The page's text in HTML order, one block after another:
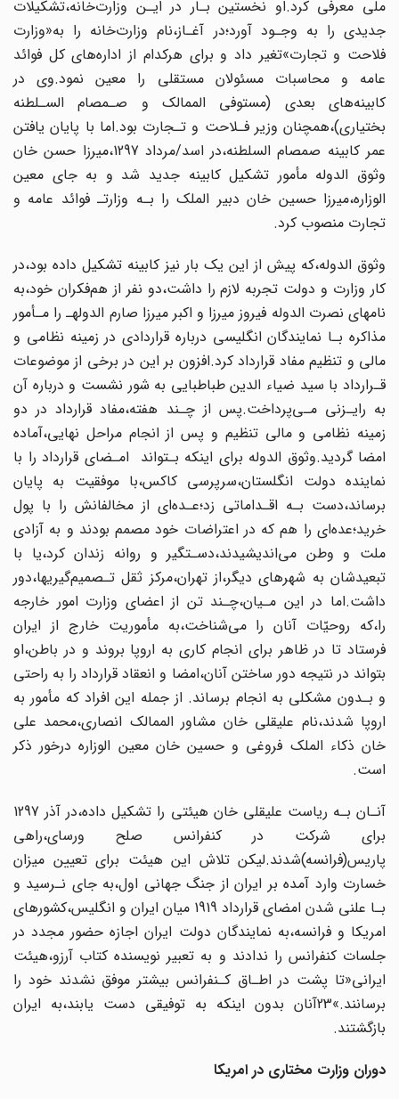
ملی معرفی کرد.او نخستین بـار در ایـن‌ وزارت‌خانه‌،تشکیلات‌
جدیدی را به‌ وجـود آورد؛در آغـاز،نام وزارت‌خانه را به‌«وزارت‌
فلاحت و تجارت»تغیر داد و برای هرکدام‌ از اداره‌های کل فوائد
عامه و محاسبات مسئولان مستقلی را معین‌ نمود‌.وی‌ در
کابینه‌های بعدی‌ (مستوفی الممالک و صـمصام السـلطنه
بختیاری)،همچنان وزیر فـلاحت و تـجارت‌ بود‌.اما‌ با پایان یافتن
عمر کابینه صمصام السلطنه،در اسد/مرداد 1297،میرزا حسن خان‌
وثوق‌ الدوله‌‌ مأمور تشکیل کابینه جدید شد و به جای معین
الوزاره،میرزا حسین خان دبیر الملک‌ را‌ بـه وزارتـ‌ فوائد عامه و
تجارت منصوب کرد.
وثوق الدوله،که پیش از این‌ یک‌ بار‌ نیز کابینه تشکیل داده بود،در
کار وزارت و دولت تجربه‌ لازم را داشت،دو‌ نفر‌ از هم‌فکران خود،به
نامهای نصرت الدوله فیروز میرزا و اکبر میرزا صارم الدولهـ‌ را‌ مـأمور‌
مذاکره بـا نمایندگان انگلیسی درباره قراردادی در زمینه نظامی و
مالی و تنظیم مفاد قرارداد کرد.افزون‌ بر‌ این در برخی از موضوعات
قـرارداد با سید ضیاء الدین طباطبایی‌ به‌ شور‌ نشست‌ و درباره آن
به رایـزنی مـی‌پرداخت.پس از چـند هفته،مفاد قرارداد در دو
زمینه‌ نظامی‌ و مالی‌ تنظیم‌ و پس از انجام مراحل نهایی،آماده
امضا گردید.وثوق الدوله برای اینکه‌‌ بـتواند‌ ‌ ‌امـضای قرارداد را با
نماینده دولت انگلستان،سرپرسی کاکس،با موفقیت به پایان‌
برساند،دست بـه‌ اقـداماتی‌ زد؛عـده‌ای از مخالفانش را با پول
خرید؛عده‌ای را هم که‌ در‌ اعتراضات خود مصمم بودند و به آزادی
ملت‌ و وطن‌ می‌اندیشیدند‌،دسـتگیر و روانه زندان‌ کرد،یا با
تبعیدشان‌ به‌ شهرهای دیگر،از تهران،مرکز ثقل تـصمیم‌گیریها،دور
داشت.اما در این مـیان‌،چـند‌ تن از اعضای وزارت امور‌ خارجه‌
را،که‌ روحیّات‌ آنان‌ را می‌شناخت،به‌ مأموریت خارج از‌ ایران‌
فرستاد تا در ظاهر برای انجام کاری به اروپا بروند و در باطن‌،او‌
بتواند در نتیجه دور ساختن آنان‌،امضا و انعقاد قرارداد را‌ به‌ راحتی
و بـدون مشکلی به انجام‌ برساند‌. از جمله این افراد که مأمور به
اروپا شدند،نام علیقلی خان مشاور‌ الممالک‌ انصاری،محمد علی
خان ذکاء‌ الملک‌ فروغی‌ و حسین خان معین‌ الوزاره‌ درخور ذکر
است.
آنـان‌ بـه‌ ریاست علیقلی خان هیئتی را تشکیل داده،در آذر 1297
برای شرکت در کنفرانس‌‌ صلح‌ ورسای،راهی
پاریس(فرانسه)شدند.لیکن‌ تلاش‌ این هیئت‌ برای‌ تعیین‌ میزان
خسارت‌ وارد آمده‌ بر ایران از جنگ جهانی اول،به جای نـرسید و
بـا علنی شدن امضای قرارداد 1919‌ میان‌ ایران و انگلیس،کشورهای
امریکا و فرانسه،به‌ نمایندگان‌ دولت‌ ایران‌ اجازه‌ حضور مجدد در‌
جلسات‌ کنفرانس را ندادند و به تعبیر نویسنده کتاب آرزو،هیئت
ایرانی«تا پشت در اطـاق‌ کـنفرانس بیشتر‌ موفق‌ نشدند‌ خود را
برسانند.»23آنان بدون اینکه‌ به‌ توفیقی‌ دست‌ یابند‌،به‌ ایران‌
بازگشتند.
دوران وزارت مختاری در امریکا